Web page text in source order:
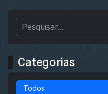
Categorias
Todos